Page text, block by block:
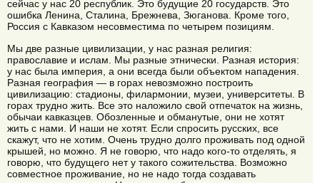
сейчас у нас 20 республик. Это будущие 20 государств. Это
ошибка Ленина, Сталина, Брежнева, Зюганова. Кроме того,
Россия с Кавказом несовместима по четырем позициям.
Мы две разные цивилизации, у нас разная религия:
православие и ислам. Мы разные этнически. Разная история:
у нас была империя, а они всегда были объектом нападения.
Разная география — в горах невозможно построить
цивилизацию: стадионы, филармонии, музеи, университеты. В
горах трудно жить. Все это наложило свой отпечаток на жизнь,
обычаи кавказцев. Обозленные и обманутые, они не хотят
жить с нами. И наши не хотят. Если спросить русских, все
скажут, что не хотим. Очень трудно долго проживать под одной
крышей, но можно. Я не говорю, что надо кого-то отделять, я
говорю, что будущего нет у такого сожительства. Возможно
совместное проживание, но не надо тогда создавать